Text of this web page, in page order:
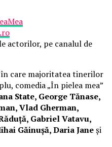
actorilor, pe canalul de
care majoritatea tinerilor
comedia „În pielea mea”
State, George Tănase,
Vlad Gherman,
Gabriel Vatavu,
Găinușă, Daria Janeși